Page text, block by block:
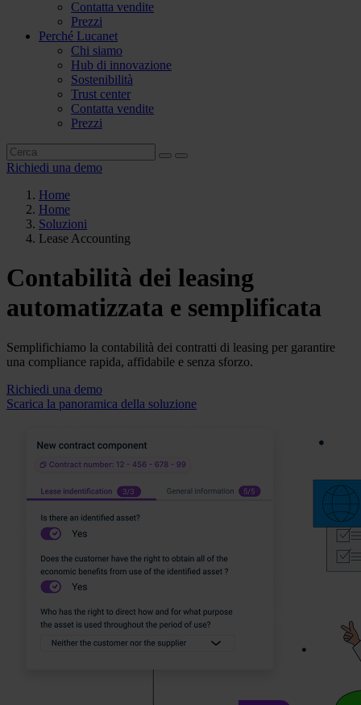
Contatta vendite
Prezzi
Perché Lucanet
Chi siamo
Hub di innovazione
Sostenibilità
Trust center
Contatta vendite
Prezzi
Richiedi una demo
Home
Home
Soluzioni
Lease Accounting
Contabilità dei leasing
automatizzata e semplificata
Semplifichiamo la contabilità dei contratti di leasing per garantire
una compliance rapida, affidabile e senza sforzo.
Richiedi una demo
Scarica la panoramica della soluzione